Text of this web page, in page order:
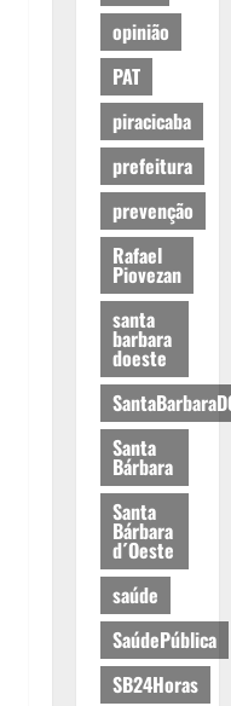
opinião
PAT
piracicaba
prefeitura
prevenção
Rafael
Piovezan
santa
barbara
doeste
Santa
Bárbara
Santa
Bárbara
d´Oeste
saúde
SaúdePública
SB24Horas